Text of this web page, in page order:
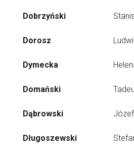
Dobrzyński
Dorosz
Dymecka
Domański
Dąbrowski Józef
Długoszewski